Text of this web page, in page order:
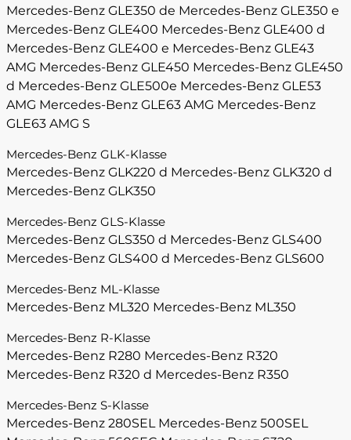
Mercedes-Benz GLE350 de Mercedes-Benz GLE350 e
Mercedes-Benz GLE400 Mercedes-Benz GLE400 d
Mercedes-Benz GLE400 e Mercedes-Benz GLE43
AMG Mercedes-Benz GLE450 Mercedes-Benz GLE450
d Mercedes-Benz GLE500e Mercedes-Benz GLE53
AMG Mercedes-Benz GLE63 AMG Mercedes-Benz
GLE63 AMG S
Mercedes-Benz GLK-Klasse
Mercedes-Benz GLK220 d Mercedes-Benz GLK320 d
Mercedes-Benz GLK350
Mercedes-Benz GLS-Klasse
Mercedes-Benz GLS350 d Mercedes-Benz GLS400
Mercedes-Benz GLS400 d Mercedes-Benz GLS600
Mercedes-Benz ML-Klasse
Mercedes-Benz ML320 Mercedes-Benz ML350
Mercedes-Benz R-Klasse
Mercedes-Benz R280 Mercedes-Benz R320
Mercedes-Benz R320 d Mercedes-Benz R350
Mercedes-Benz S-Klasse
Mercedes-Benz 280SEL Mercedes-Benz 500SEL